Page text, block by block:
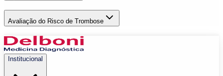
Avaliação do Risco de Trombose
Institucional